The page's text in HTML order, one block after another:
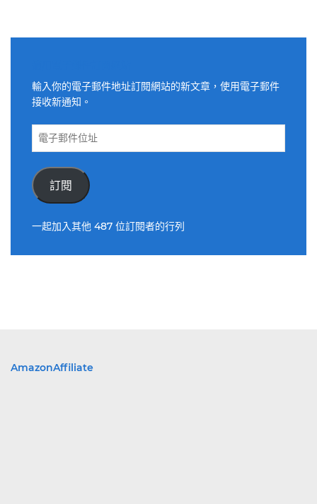
輸入你的電子郵件地址訂閱網站的新文章，使用電子郵件
接收新通知。
電
件
位
訂閱
一起加入其他 487 位訂閱者的行列
AmazonAffiliate